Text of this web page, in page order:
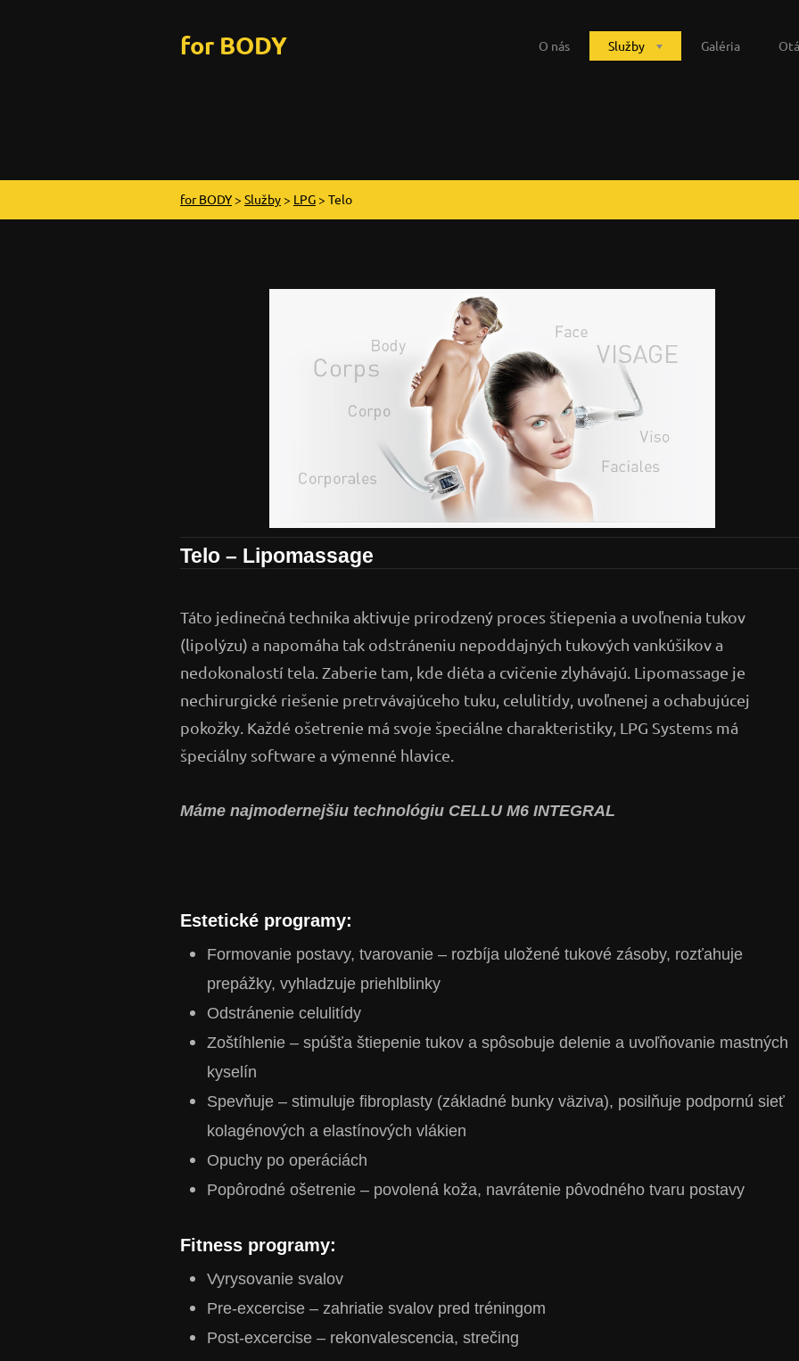
for BODY O nás Služby Galéria
for BODY> Služby> LPG> Telo
Telo – Lipomassage
Táto jedinečná technika aktivuje prirodzený proces štiepenia a uvoľnenia tukov
(lipolýzu) a napomáha tak odstráneniu nepoddajných tukových vankúšikov a
nedokonalostí tela. Zaberie tam, kde diéta a cvičenie zlyhávajú. Lipomassage je
nechirurgické riešenie pretrvávajúceho tuku, celulitídy, uvoľnenej a ochabujúcej
pokožky. Každé ošetrenie má svoje špeciálne charakteristiky, LPG Systems má
špeciálny software a výmenné hlavice.
Máme najmodernejšiu technológiu CELLU M6 INTEGRAL
Estetické programy:
Formovanie postavy, tvarovanie – rozbíja uložené tukové zásoby, rozťahuje
prepážky, vyhladzuje priehlblinky
Odstránenie celulitídy
Zoštíhlenie – spúšťa štiepenie tukov a spôsobuje delenie a uvoľňovanie mastných
kyselín
Spevňuje – stimuluje fibroplasty (základné bunky väziva), posilňuje podpornú sieť
kolagénových a elastínových vlákien
Opuchy po operáciách
Popôrodné ošetrenie – povolená koža, navrátenie pôvodného tvaru postavy
Fitness programy:
Vyrysovanie svalov
Pre-excercise – zahriatie svalov pred tréningom
Post-excercise – rekonvalescencia, strečing